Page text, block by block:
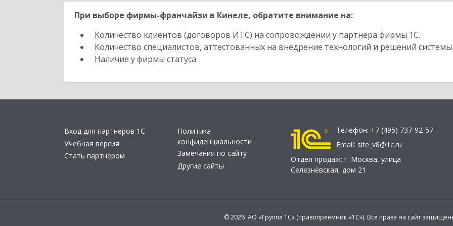
При выборе фирмы-франчайзи в Кинеле, обратите внимание на:
Количество клиентов (договоров ИТС) на сопровождении у партнера фирмы 1С.
Количество специалистов, аттестованных на внедрение технологий и решений
Наличие у фирмы статуса
Вход для партнеров 1С
Учебная версия
Стать партнером
Политика
конфиденциальности
Замечания по сайту
Другие сайты
Телефон: +7 (495) 737-92-57
Email: site_v8@1c.ru
Отдел продаж: г. Москва, улица
Селезнёвская, дом 21
© 2026 АО «Группа 1С» (правопреемник «1С»). Все права на сайт